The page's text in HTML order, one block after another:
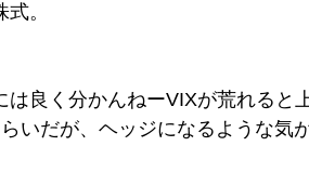
。
は良く分かんねーVIXが荒れると
いだが、ヘッジになるような気